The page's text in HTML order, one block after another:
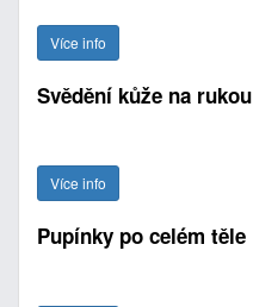
Více info
Svědění kůže na rukou
Více info
Pupínky po celém těle